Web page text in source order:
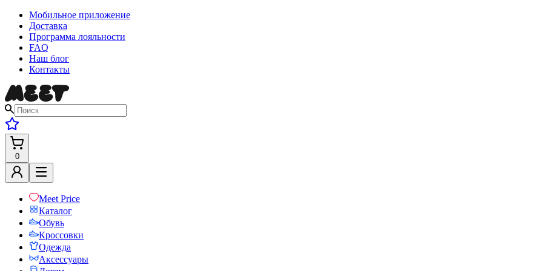
Мобильное приложение
Доставка
Программа лояльности
FAQ
Наш блог
Контакты
0
Meet Price
Каталог
Обувь
Кроссовки
Одежда
Аксессуары